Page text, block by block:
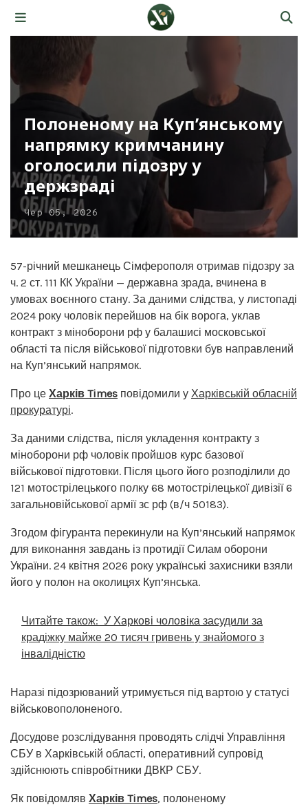
Полоненому на Куп’янському
напрямку кримчанину
оголосили підозру у
держзраді
Чер 05, 2026
57-річний мешканець Сімферополя отримав підозру за
ч. 2 ст. 111 КК України — державна зрада, вчинена в
умовах воєнного стану. За даними слідства, у листопаді
2024 року чоловік перейшов на бік ворога, уклав
контракт з міноборони рф у балашисі московської
області та після військової підготовки був направлений
на Куп’янський напрямок.
Про це Харків Times повідомили у Харківській обласній
прокуратурі.
За даними слідства, після укладення контракту з
міноборони рф чоловік пройшов курс базової
військової підготовки. Після цього його розподілили до
121 мотострілецького полку 68 мотострілецької дивізії 6
загальновійськової армії зс рф (в/ч 50183).
Згодом фігуранта перекинули на Куп’янський напрямок
для виконання завдань із протидії Силам оборони
України. 24 квітня 2026 року українські захисники взяли
його у полон на околицях Куп’янська.
Читайте також: У Харкові чоловіка засудили за
крадіжку майже 20 тисяч гривень у знайомого з
інвалідністю
Наразі підозрюваний утримується під вартою у статусі
військовополоненого.
Досудове розслідування проводять слідчі Управління
СБУ в Харківській області, оперативний супровід
здійснюють співробітники ДВКР СБУ.
Як повідомляв Харків Times, полоненому